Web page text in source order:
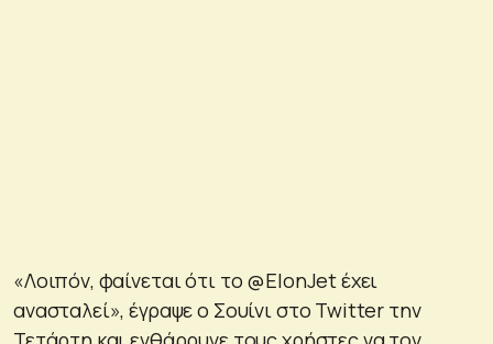
«Λοιπόν, φαίνεται ότι το @ElonJet έχει
ανασταλεί», έγραψε ο Σουίνι στο Twitter την